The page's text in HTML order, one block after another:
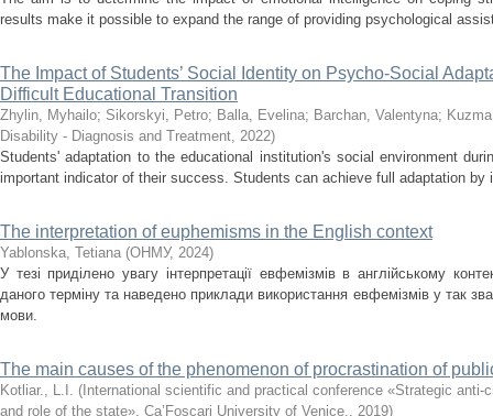
results make it possible to expand the range of providing psychological
The Impact of Students’ Social Identity on Psycho-Social
Difficult Educational Transition
Zhylin, Myhailo; Sikorskyi, Petro; Balla, Evelina; Barchan, Valentyna;
Disability - Diagnosis and Treatment, 2022)
Students' adaptation to the educational institution's social environment
important indicator of their success. Students can achieve full adaptation
The interpretation of euphemisms in the English context
Yablonska, Tetiana (ОНМУ, 2024)
У тезі приділено увагу інтерпретації евфемізмів в англійському
даного терміну та наведено приклади використання евфемізмів у так
мови.
The main causes of the phenomenon of procrastination of
Kotliar., L.I. ( International scientific and practical conference «Strategic
and role of the state». Ca’Foscari University of Venice., 2019)